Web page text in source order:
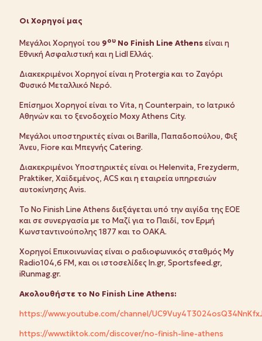
Οι Χορηγοί μας
Μεγάλοι Χορηγοί του 9ου No Finish Line Athensείναι η
Εθνική Ασφαλιστική και η Lidl Ελλάς.
Διακεκριμένοι Χορηγοί είναι η Protergia και το Ζαγόρι
Φυσικό Μεταλλικό Νερό.
Επίσημοι Χορηγοί είναι το Vita, η Counterpain, το Ιατρικό
Αθηνών και το ξενοδοχείο Moxy Athens City.
Μεγάλοι υποστηρικτές είναι οι Barilla, Παπαδοπούλου, Φιξ
Άνευ, Fiore και Μπεγνής Catering.
Διακεκριμένοι Υποστηρικτές είναι οι Helenvita, Frezyderm,
Praktiker, Χαϊδεμένος, ACS και η εταιρεία υπηρεσιών
αυτοκίνησης Avis.
Το No Finish Line Athens διεξάγεται υπό την αιγίδα της ΕΟΕ
και σε συνεργασία με το Μαζί για το Παιδί, τον Ερμή
Κωνσταντινούπολης 1877 και το ΟΑΚΑ.
Χορηγοί Επικοινωνίας είναι ο ραδιοφωνικός σταθμός My
Radio104,6 FM, και οι ιστοσελίδες In.gr, Sportsfeed.gr,
iRunmag.gr.
Ακολουθήστε το No Finish Line Athens:
https://www.youtube.com/channel/
https://www.tiktok.com/discover/no-finish-line-athens